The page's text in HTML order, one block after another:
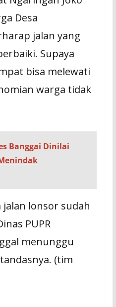
Desa
jalan yang
Supaya
bisa melewati
warga tidak
Banggai Dinilai
lonsor sudah
PUPR
menunggu
(tim